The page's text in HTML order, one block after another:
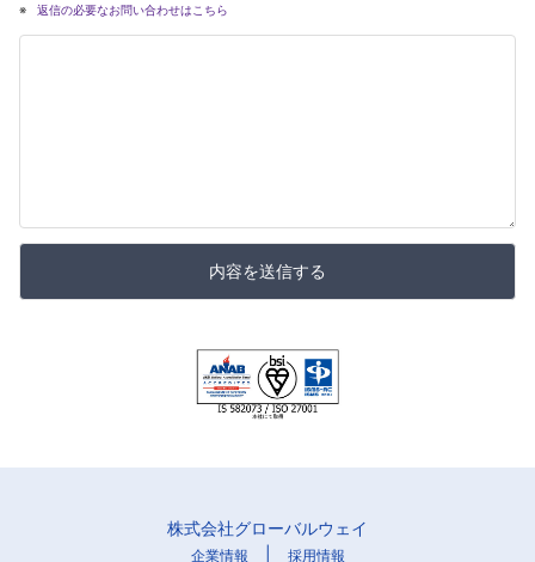
返信の必要なお問い合わせはこちら
内容を送信する
株式会社グローバルウェイ
企業情報 採用情報